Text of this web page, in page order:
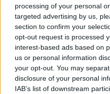
processing of your personal
targeted advertising by us,
section to confirm your
opt-out request is processed
interest-based ads based on
us or personal information
your opt-out. You may
disclosure of your personal
IAB’s list of downstream
Δυσκολεύεστε να
μπορεί να είναι
Εμφανίζεται πριν
μνήμης